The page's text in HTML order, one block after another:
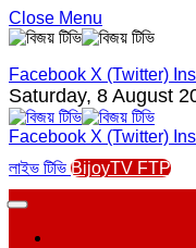
Close Menu
Facebook X (Twitter)
Saturday, 8 August
Facebook X (Twitter)
লাইভ টিভি BijoyTV FTP